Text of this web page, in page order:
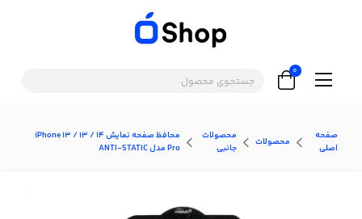
صفحه
اصلی
محصولات
محصولات
جانبی
محافظ صفحه نمایش 14 / iPhone 13 / 13
Pro مدل ANTI-STATIC
0